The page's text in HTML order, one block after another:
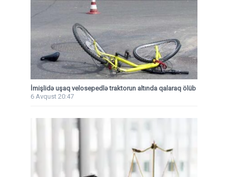
İmişlidə uşaq velosepedlə traktorun altında qalaraq ölüb
6 Avqust 20:47